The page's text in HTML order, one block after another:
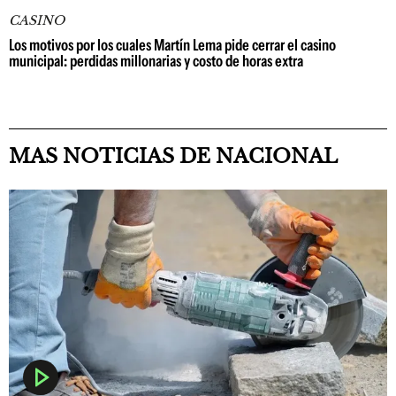
CASINO
Los motivos por los cuales Martín Lema pide cerrar el casino
municipal: perdidas millonarias y costo de horas extra
MAS NOTICIAS DE NACIONAL